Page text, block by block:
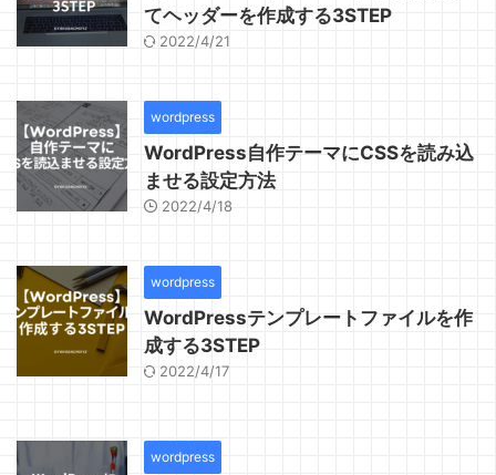
てヘッダーを作成する3STEP
2022/4/21
wordpress
WordPress自作テーマにCSSを読み込
ませる設定方法
2022/4/18
wordpress
WordPressテンプレートファイルを作
成する3STEP
2022/4/17
wordpress